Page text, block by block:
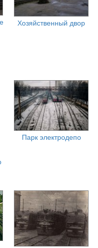
Хозяйственный двор
Парк электродепо